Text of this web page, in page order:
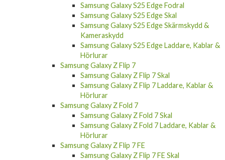
Samsung Galaxy S25 Edge Fodral
Samsung Galaxy S25 Edge Skal
Samsung Galaxy S25 Edge Skärmskydd &
Kameraskydd
Samsung Galaxy S25 Edge Laddare, Kablar &
Hörlurar
Samsung Galaxy Z Flip 7
Samsung Galaxy Z Flip 7 Skal
Samsung Galaxy Z Flip 7 Laddare, Kablar &
Hörlurar
Samsung Galaxy Z Fold 7
Samsung Galaxy Z Fold 7 Skal
Samsung Galaxy Z Fold 7 Laddare, Kablar &
Hörlurar
Samsung Galaxy Z Flip 7 FE
Samsung Galaxy Z Flip 7 FE Skal